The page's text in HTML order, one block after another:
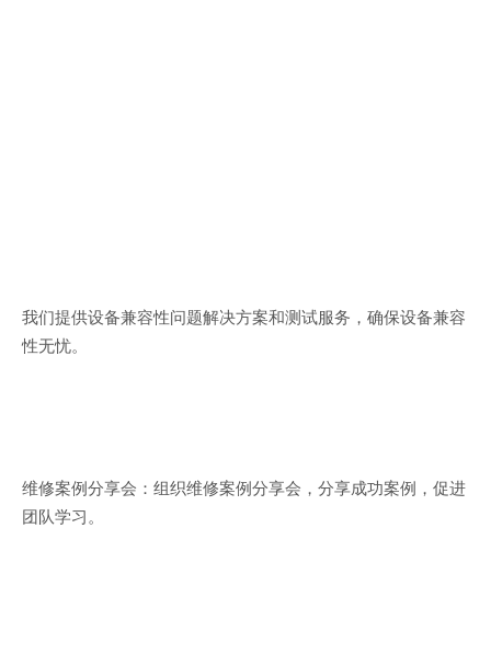
我们提供设备兼容性问题解决方案和测试服务，确保设备兼容
性无忧。
维修案例分享会：组织维修案例分享会，分享成功案例，促进
团队学习。